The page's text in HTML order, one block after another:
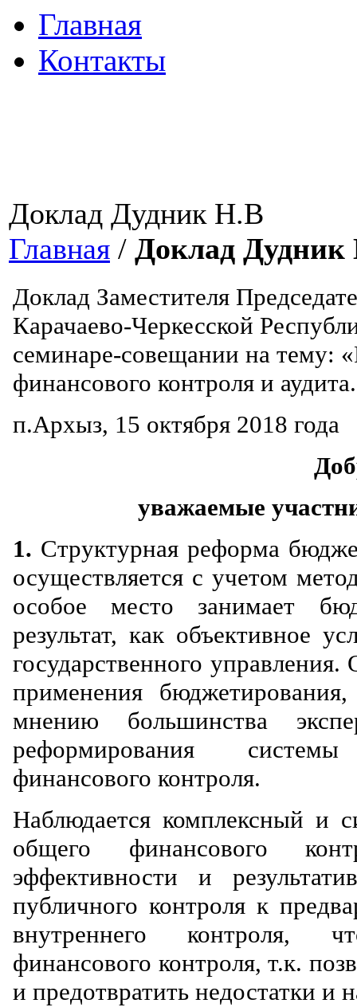
Главная
Контакты
Доклад Дудник Н.В
Главная / Доклад
Доклад Заместителя
Карачаево-Черкесской
семинаре-совещании на тему:
финансового контроля и
п.Архыз, 15 октября 2018 года
уважаемые
1. Структурная реформа
осуществляется с учетом
особое место занимает
результат, как объективное
государственного
применения
мнению большинства
реформирования системы
финансового контроля.
Наблюдается комплексный и
общего финансового
эффективности и
публичного контроля к
внутреннего контроля,
финансового контроля, т.к.
и предотвратить недостатки и